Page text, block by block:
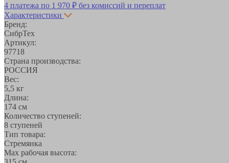
4 платежа по 1 970 ₽ без комиссий и переплат
Характеристики
Бренд:
СибрТех
Артикул:
97718
Страна производства:
РОССИЯ
Вес:
5,5 кг
Длина:
174 см
Количество ступеней:
8 ступеней
Тип товара:
Стремянка
Max рабочая высота: